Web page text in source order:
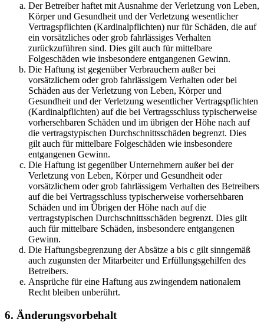
Der Betreiber haftet mit Ausnahme der Verletzung von Leben,
Körper und Gesundheit und der Verletzung wesentlicher
Vertragspflichten (Kardinalpflichten) nur für Schäden, die auf
ein vorsätzliches oder grob fahrlässiges Verhalten
zurückzuführen sind. Dies gilt auch für mittelbare
Folgeschäden wie insbesondere entgangenen Gewinn.
Die Haftung ist gegenüber Verbrauchern außer bei
vorsätzlichem oder grob fahrlässigem Verhalten oder bei
Schäden aus der Verletzung von Leben, Körper und
Gesundheit und der Verletzung wesentlicher Vertragspflichten
(Kardinalpflichten) auf die bei Vertragsschluss typischerweise
vorhersehbaren Schäden und im übrigen der Höhe nach auf
die vertragstypischen Durchschnittsschäden begrenzt. Dies
gilt auch für mittelbare Folgeschäden wie insbesondere
entgangenen Gewinn.
Die Haftung ist gegenüber Unternehmern außer bei der
Verletzung von Leben, Körper und Gesundheit oder
vorsätzlichem oder grob fahrlässigem Verhalten des Betreibers
auf die bei Vertragsschluss typischerweise vorhersehbaren
Schäden und im Übrigen der Höhe nach auf die
vertragstypischen Durchschnittsschäden begrenzt. Dies gilt
auch für mittelbare Schäden, insbesondere entgangenen
Gewinn.
Die Haftungsbegrenzung der Absätze a bis c gilt sinngemäß
auch zugunsten der Mitarbeiter und Erfüllungsgehilfen des
Betreibers.
Ansprüche für eine Haftung aus zwingendem nationalem
Recht bleiben unberührt.
6. Änderungsvorbehalt